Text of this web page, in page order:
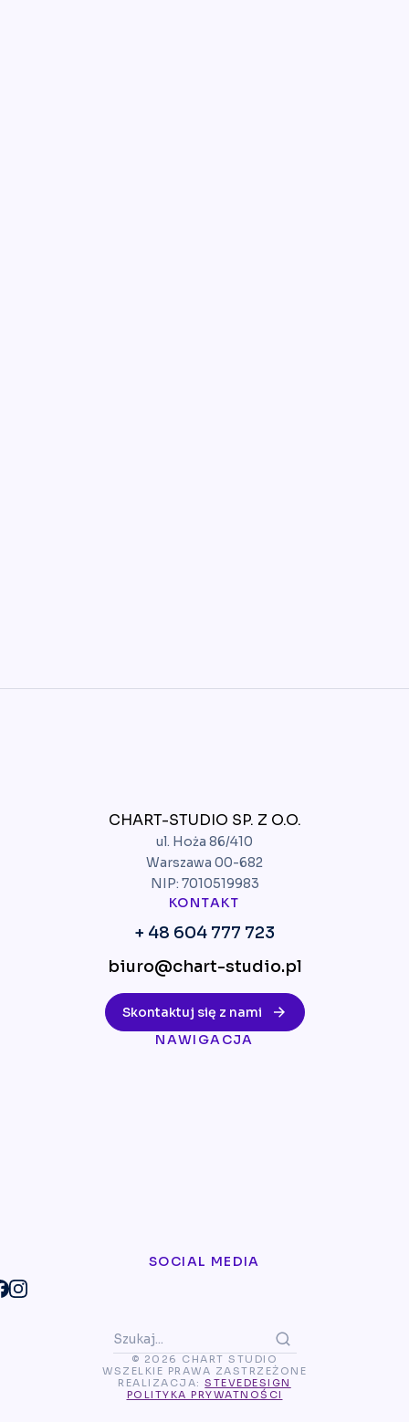
CHART-STUDIO SP. Z O.O.
ul. Hoża 86/410
Warszawa 00-682
NIP: 7010519983
KONTAKT
+ 48 604 777 723
biuro@chart-studio.pl
Skontaktuj się z nami
NAWIGACJA
SOCIAL MEDIA
© 2026 CHART STUDIO
WSZELKIE PRAWA ZASTRZEŻONE
REALIZACJA:STEVEDESIGN
POLITYKA PRYWATNOŚCI